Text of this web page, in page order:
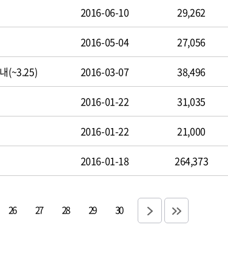
2016-06-10 29,262
2016-05-04 27,056
(~3.25) 2016-03-07 38,496
2016-01-22 31,035
2016-01-22 21,000
2016-01-18 264,373
26 27 28 29 30